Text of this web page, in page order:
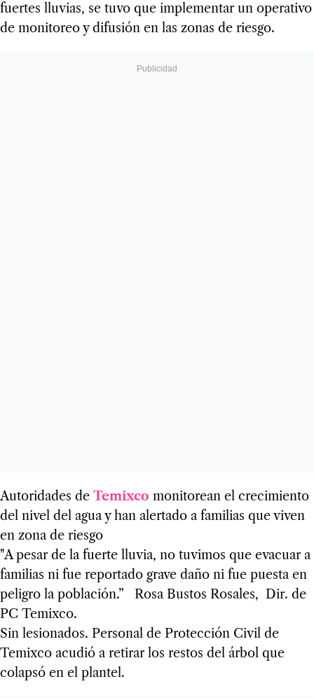
fuertes lluvias, se tuvo que implementar un operativo
de monitoreo y difusión en las zonas de riesgo.
Autoridades de Temixco monitorean el crecimiento
del nivel del agua y han alertado a familias que viven
en zona de riesgo
"A pesar de la fuerte lluvia, no tuvimos que evacuar a
familias ni fue reportado grave daño ni fue puesta en
peligro la población.” Rosa Bustos Rosales, Dir. de
PC Temixco.
Sin lesionados. Personal de Protección Civil de
Temixco acudió a retirar los restos del árbol que
colapsó en el plantel.